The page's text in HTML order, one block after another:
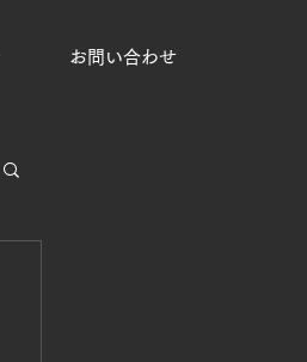
お問い合わせ